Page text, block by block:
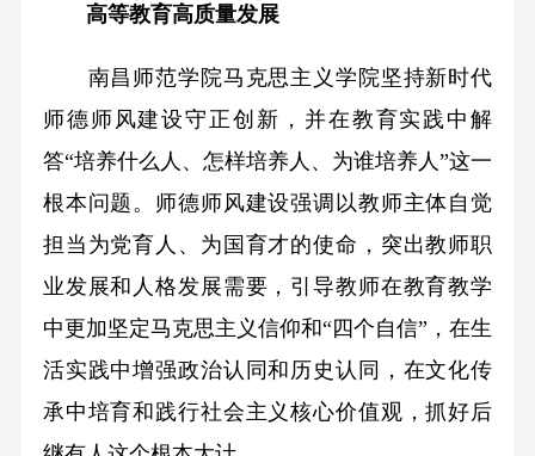
高等教育高质量发展
南昌师范学院马克思主义学院坚持新时代
师德师风建设守正创新，并在教育实践中解
答“培养什么人、怎样培养人、为谁培养人”这一
根本问题。师德师风建设强调以教师主体自觉
担当为党育人、为国育才的使命，突出教师职
业发展和人格发展需要，引导教师在教育教学
中更加坚定马克思主义信仰和“四个自信”，在生
活实践中增强政治认同和历史认同，在文化传
承中培育和践行社会主义核心价值观，抓好后